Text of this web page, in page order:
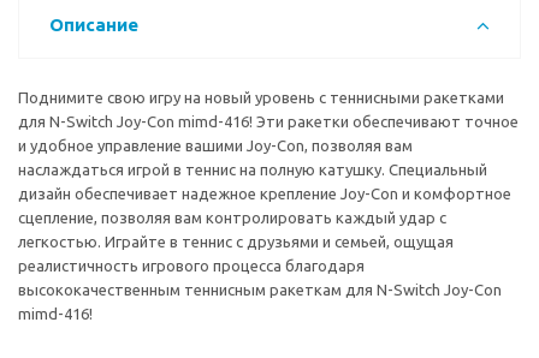
Описание
Поднимите свою игру на новый уровень с теннисными ракетками
для N-Switch Joy-Con mimd-416! Эти ракетки обеспечивают точное
и удобное управление вашими Joy-Con, позволяя вам
наслаждаться игрой в теннис на полную катушку. Специальный
дизайн обеспечивает надежное крепление Joy-Con и комфортное
сцепление, позволяя вам контролировать каждый удар с
легкостью. Играйте в теннис с друзьями и семьей, ощущая
реалистичность игрового процесса благодаря
высококачественным теннисным ракеткам для N-Switch Joy-Con
mimd-416!